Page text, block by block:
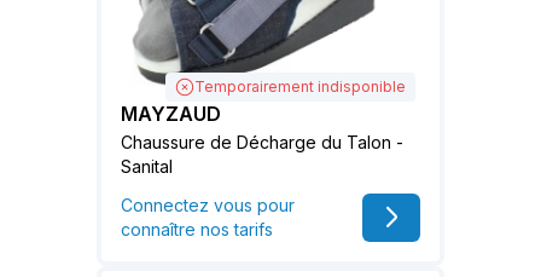
Temporairement indisponible
MAYZAUD
Chaussure de Décharge du Talon -
Sanital
Connectez vous pour
connaître nos tarifs